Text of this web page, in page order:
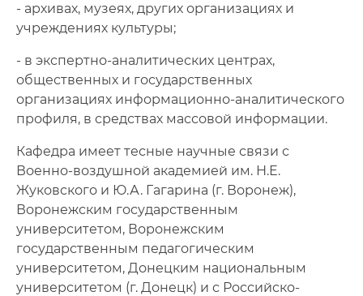
- архивах, музеях, других организациях и
учреждениях культуры;
- в экспертно-аналитических центрах,
общественных и государственных
организациях информационно-аналитического
профиля, в средствах массовой информации.
Кафедра имеет тесные научные связи с
Военно-воздушной академией им. Н.Е.
Жуковского и Ю.А. Гагарина (г. Воронеж),
Воронежским государственным
университетом, Воронежским
государственным педагогическим
университетом, Донецким национальным
университетом (г. Донецк) и с Российско-